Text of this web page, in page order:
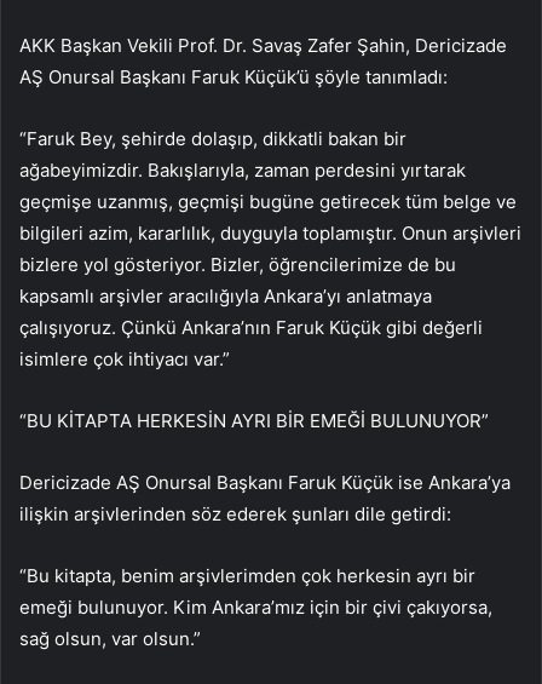
AKK Başkan Vekili Prof. Dr. Savaş Zafer Şahin, Dericizade
AŞ Onursal Başkanı Faruk Küçük’ü şöyle tanımladı:
“Faruk Bey, şehirde dolaşıp, dikkatli bakan bir
ağabeyimizdir. Bakışlarıyla, zaman perdesini yırtarak
geçmişe uzanmış, geçmişi bugüne getirecek tüm belge ve
bilgileri azim, kararlılık, duyguyla toplamıştır. Onun arşivleri
bizlere yol gösteriyor. Bizler, öğrencilerimize de bu
kapsamlı arşivler aracılığıyla Ankara’yı anlatmaya
çalışıyoruz. Çünkü Ankara’nın Faruk Küçük gibi değerli
isimlere çok ihtiyacı var.”
“BU KİTAPTA HERKESİN AYRI BİR EMEĞİ BULUNUYOR”
Dericizade AŞ Onursal Başkanı Faruk Küçük ise Ankara’ya
ilişkin arşivlerinden söz ederek şunları dile getirdi:
“Bu kitapta, benim arşivlerimden çok herkesin ayrı bir
emeği bulunuyor. Kim Ankara’mız için bir çivi çakıyorsa,
sağ olsun, var olsun.”